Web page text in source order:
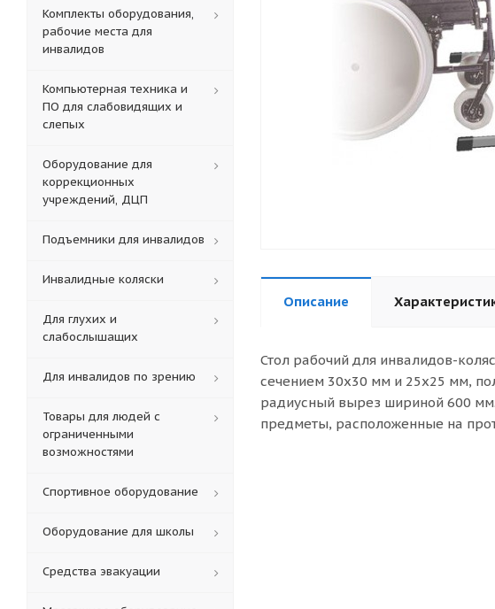
Описание
Стол рабочий для инвалидов-
сечением 30х30 мм и 25х25 мм,
радиусный вырез шириной 600
предметы, расположенные на
Комплекты оборудования,
рабочие места для
инвалидов
Компьютерная техника и
ПО для слабовидящих и
слепых
Оборудование для
коррекционных
учреждений, ДЦП
Подъемники для инвалидов
Инвалидные коляски
Для глухих и
слабослышащих
Для инвалидов по зрению
Товары для людей с
ограниченными
возможностями
Спортивное оборудование
Оборудование для школы
Средства эвакуации